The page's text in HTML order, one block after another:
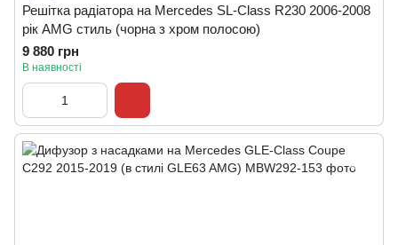
Решітка радіатора на Mercedes SL-Class R230 2006-2008
рік AMG стиль (чорна з хром полосою)
9 880 грн
В наявності